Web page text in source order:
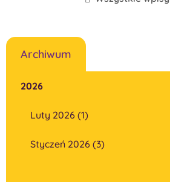
Archiwum
2026
Luty 2026 (1)
Styczeń 2026 (3)